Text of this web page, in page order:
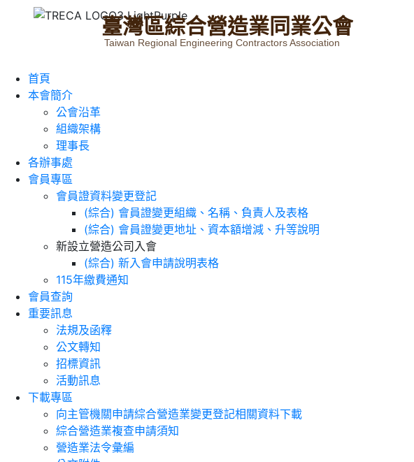
臺灣區綜合營造業同業公會
Taiwan Regional Engineering Contractors Association
首頁
本會簡介
公會沿革
組織架構
理事長
各辦事處
會員專區
會員證資料變更登記
(綜合) 會員證變更組織、名稱、負責人及表格
(綜合) 會員證變更地址、資本額增減、升等說明
新設立營造公司入會
(綜合) 新入會申請說明表格
115年繳費通知
會員查詢
重要訊息
法規及函釋
公文轉知
招標資訊
活動訊息
下載專區
向主管機關申請綜合營造業變更登記相關資料下載
綜合營造業複查申請須知
營造業法令彙編